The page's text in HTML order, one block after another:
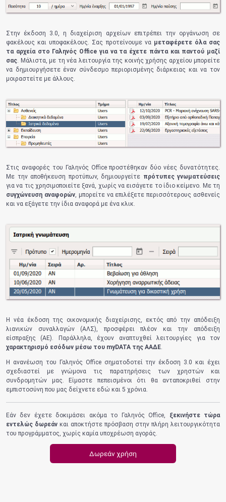
Στην έκδοση 3.0, η διαχείριση αρχείων επιτρέπει την οργάνωση σε
φακέλους και υποφακέλους. Σας προτείνουμε να μεταφέρετε όλα σας
τα αρχεία στο Γαληνός Office για να τα έχετε πάντα και παντού μαζί
σας. Μάλιστα, με τη νέα λειτουργία της κοινής χρήσης αρχείου μπορείτε
να δημιουργήσετε έναν σύνδεσμο περιορισμένης διάρκειας και να τον
μοιραστείτε με άλλους.
Στις αναφορές του Γαληνός Office προστέθηκαν δύο νέες δυνατότητες.
Με την αποθήκευση προτύπων, δημιουργείτε πρότυπες γνωματεύσεις
για να τις χρησιμοποιείτε ξανά, χωρίς να εισάγετε το ίδιο κείμενο. Με τη
συγχώνευση αναφορών, μπορείτε να επιλέξετε περισσότερους ασθενείς
και να εξάγετε την ίδια αναφορά με ένα κλικ.
Η νέα έκδοση της οικονομικής διαχείρισης, εκτός από την απόδειξη
λιανικών συναλλαγών (ΑΛΣ), προσφέρει πλέον και την απόδειξη
είσπραξης (ΑΕ). Παράλληλα, έχουν αναπτυχθεί λειτουργίες για τον
χαρακτηρισμό εσόδων μέσω του myDATA της ΑΑΔΕ
Η ανανέωση του Γαληνός Office σηματοδοτεί την έκδοση 3.0 και έχει
σχεδιαστεί με γνώμονα τις παρατηρήσεις των χρηστών και
συνδρομητών μας. Είμαστε πεπεισμένοι ότι θα ανταποκριθεί στην
εμπιστοσύνη που μας δείχνετε εδώ και 5 χρόνια.
Εάν δεν έχετε δοκιμάσει ακόμα το Γαληνός Office,
ξεκινήστε τώρα
εντελώς δωρεάν και αποκτήστε πρόσβαση στην πλήρη λειτουργικότητα
του προγράμματος, χωρίς καμία υποχρέωση αγοράς.
Δωρεάν χρήση